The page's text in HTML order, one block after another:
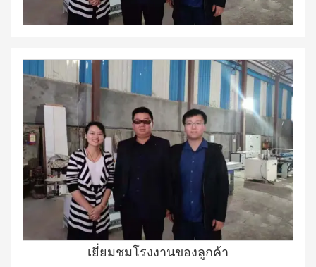
เยี่ยมชมโรงงานของลูกค้า